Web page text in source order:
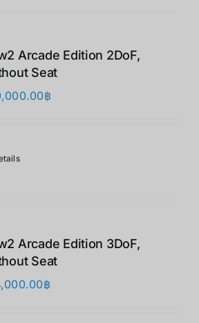
Arcade Edition 2DoF,
Seat
฿
Arcade Edition 3DoF,
Seat
฿